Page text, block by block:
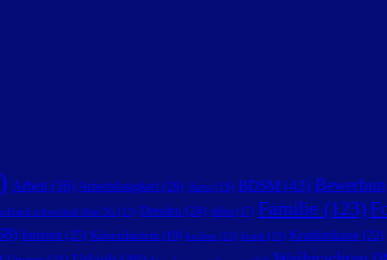
Arbeit (36) Arbeitslosigkeit (26) Auto (19) BDSM (43)
schwurbelt über 5G (13) Dresden (24) erben (17) Familie (123)
Internet (25) Kaiserslautern (19) kochen (12) krank (13) Krankenkasse (22)